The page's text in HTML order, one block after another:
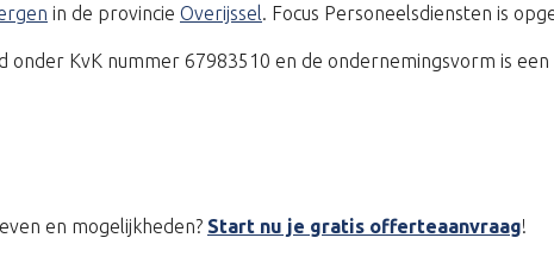
in de provincie Overijssel. Focus Personeelsdiensten is
KvK nummer 67983510 en de ondernemingsvorm is
en mogelijkheden? Start nu je gratis offerteaanvraag!